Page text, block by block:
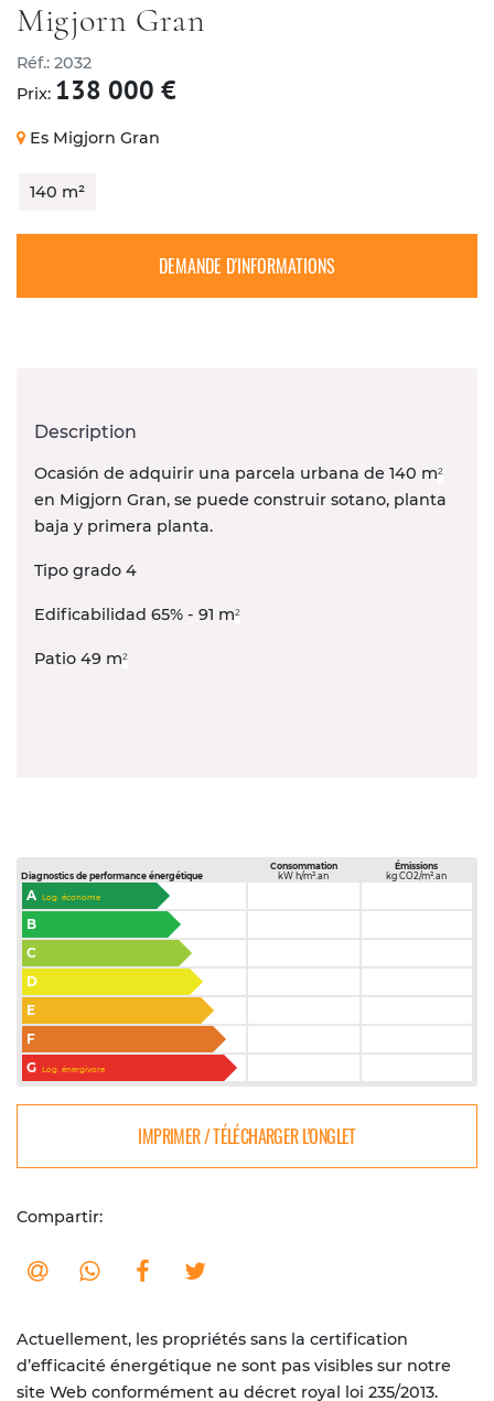
CONTACT
Migjorn Gran
Réf.: 2032
Prix: 138 000 €
Es Migjorn Gran
140 m²
DEMANDE D'INFORMATIONS
Description
Ocasión de adquirir una parcela urbana de 140 m²
en Migjorn Gran, se puede construir sotano, planta
baja y primera planta.
Tipo grado 4
Edificabilidad 65% - 91 m²
Patio 49 m²
Diagnostics de performance énergétique
Consommation
kW h/m².an
Émissions
kg CO2/m².an
A Log. économe
B
C
D
E
F
G Log. énergivore
IMPRIMER / TÉLÉCHARGER L’ONGLET
Compartir:
Actuellement, les propriétés sans la certification
d’efficacité énergétique ne sont pas visibles sur notre
site Web conformément au décret royal loi 235/2013.